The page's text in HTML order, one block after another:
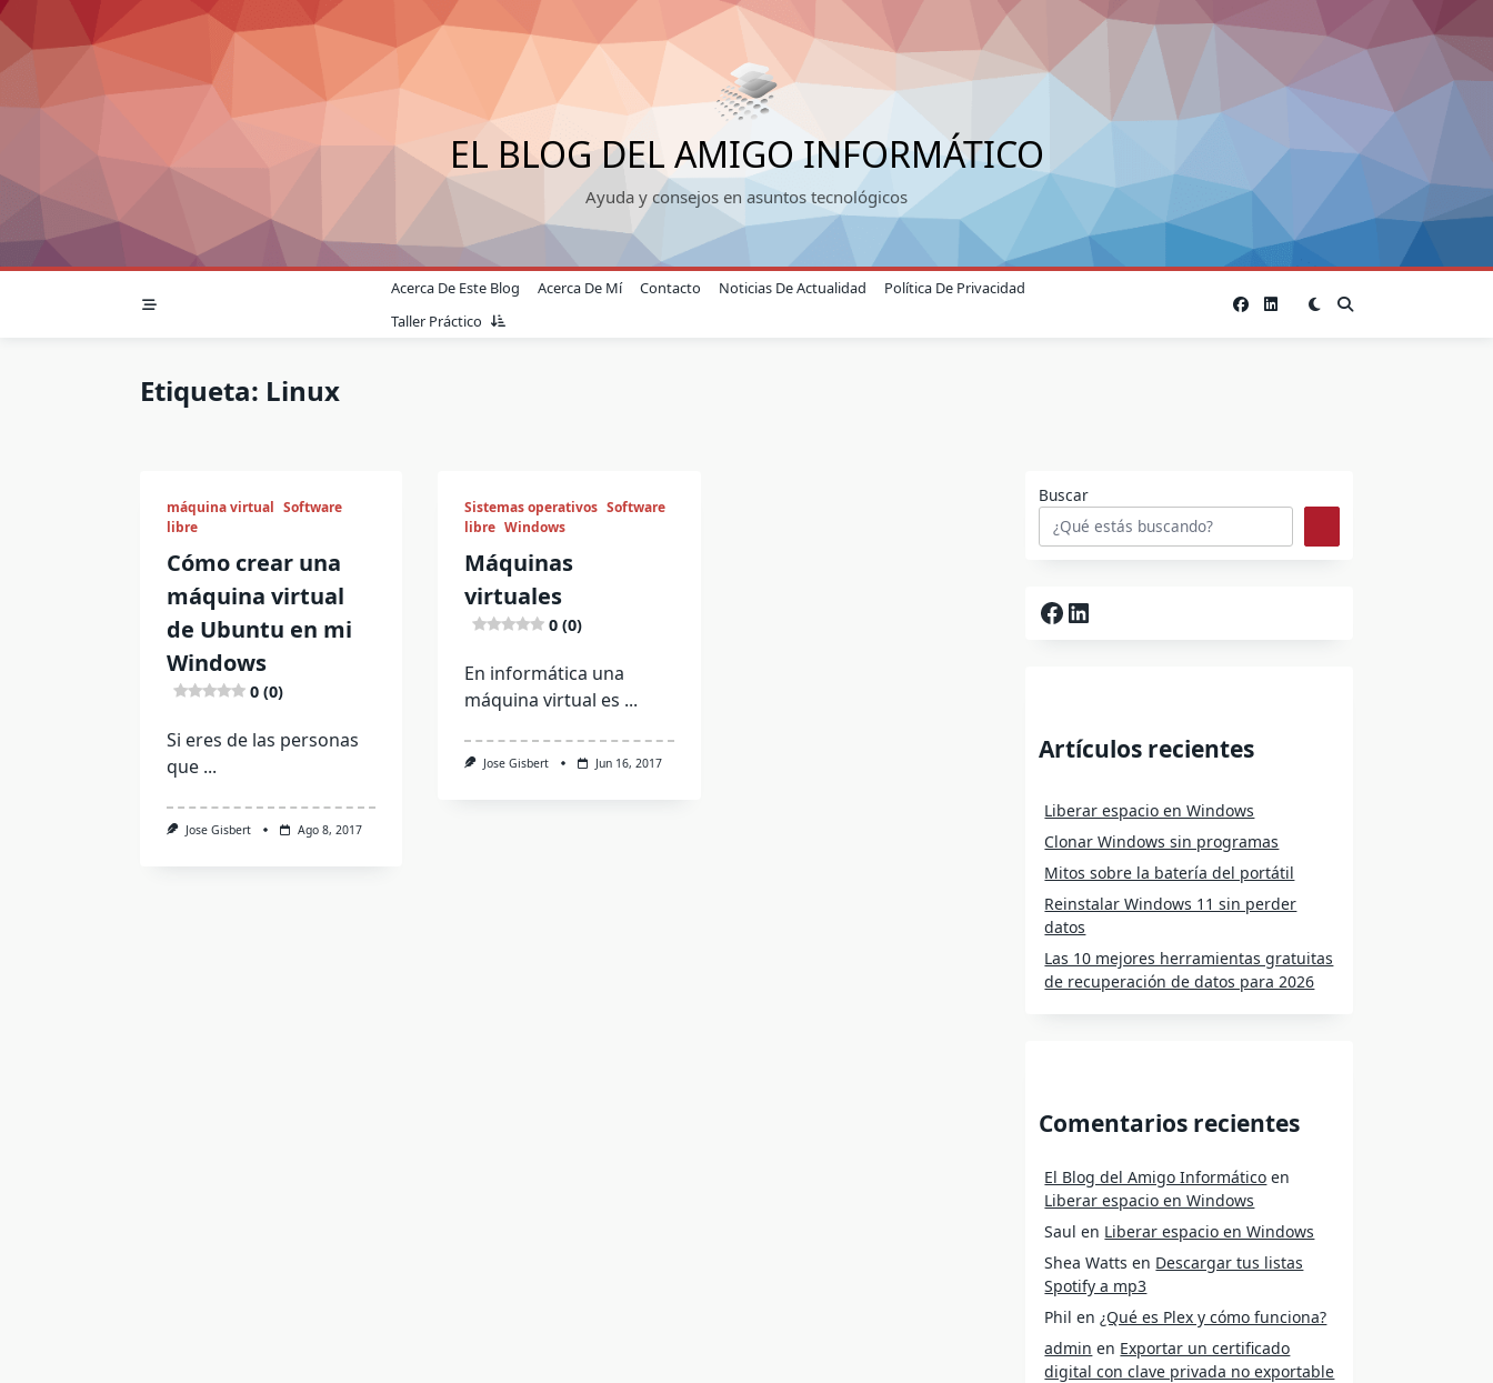
Saltar
al
contenido
EL BLOG DEL AMIGO INFORMÁTICO
Ayuda y consejos en asuntos tecnológicos
Acerca De Este Blog Acerca De Mí Contacto Noticias De Actualidad
Política De Privacidad
Taller Práctico
Etiqueta: Linux
máquina virtual Software
libre
Cómo crear una
máquina virtual
de Ubuntu en mi
Windows
0 (0)
Si eres de las personas
que ...
Jose Gisbert Ago 8, 2017
Sistemas operativos Software
libre Windows
Máquinas
virtuales
0 (0)
En informática una
máquina virtual es ...
Jose Gisbert Jun 16, 2017
Buscar
Facebook
LinkedIn
Artículos recientes
Liberar espacio en Windows
Clonar Windows sin programas
Mitos sobre la batería del portátil
Reinstalar Windows 11 sin perder
datos
Las 10 mejores herramientas gratuitas
de recuperación de datos para 2026
Comentarios recientes
El Blog del Amigo Informático en
Liberar espacio en Windows
Saul en Liberar espacio en Windows
Shea Watts en Descargar tus listas
Spotify a mp3
Phil en ¿Qué es Plex y cómo funciona?
admin en Exportar un certificado
digital con clave privada no exportable